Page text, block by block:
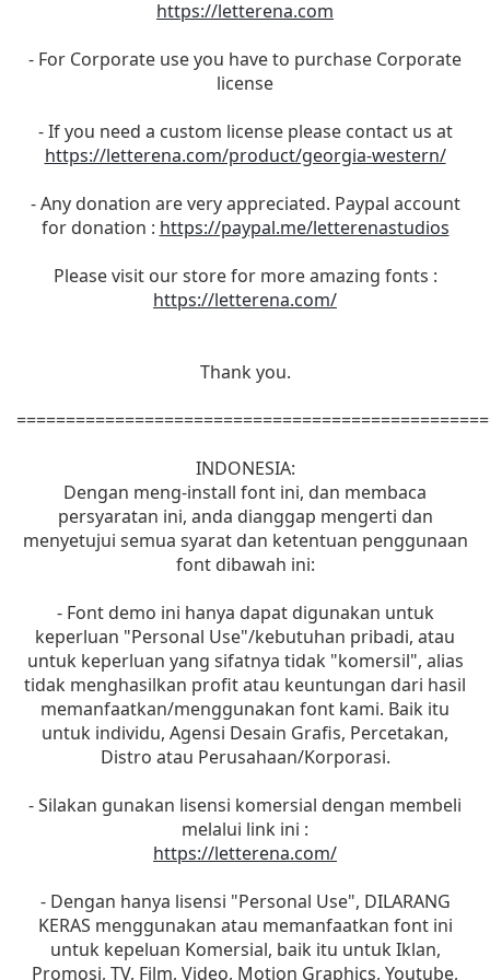
https://letterena.com
- For Corporate use you have to purchase Corporate
license
- If you need a custom license please contact us at
https://letterena.com/product/georgia-western/
- Any donation are very appreciated. Paypal account
for donation : https://paypal.me/letterenastudios
Please visit our store for more amazing fonts :
https://letterena.com/
Thank you.
INDONESIA:
Dengan meng-install font ini, dan membaca
persyaratan ini, anda dianggap mengerti dan
menyetujui semua syarat dan ketentuan penggunaan
font dibawah ini:
- Font demo ini hanya dapat digunakan untuk
keperluan "Personal Use"/kebutuhan pribadi, atau
untuk keperluan yang sifatnya tidak "komersil", alias
tidak menghasilkan profit atau keuntungan dari hasil
memanfaatkan/menggunakan font kami. Baik itu
untuk individu, Agensi Desain Grafis, Percetakan,
Distro atau Perusahaan/Korporasi.
- Silakan gunakan lisensi komersial dengan membeli
melalui link ini :
https://letterena.com/
- Dengan hanya lisensi "Personal Use", DILARANG
KERAS menggunakan atau memanfaatkan font ini
untuk kepeluan Komersial, baik itu untuk Iklan,
Promosi, TV, Film, Video, Motion Graphics, Youtube,